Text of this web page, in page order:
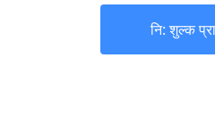
नि: शुल्क